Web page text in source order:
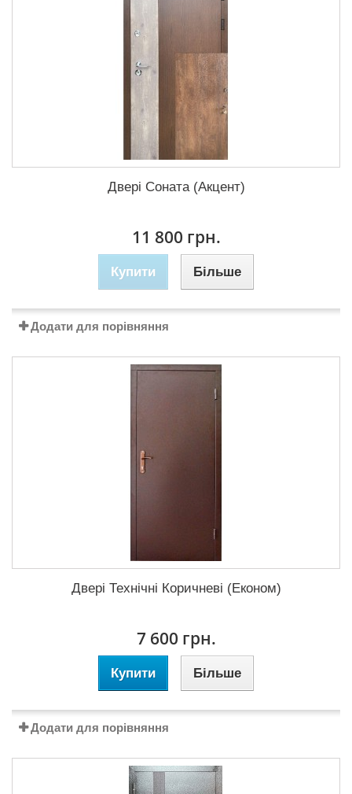
Двері Соната (Акцент)
11 800 грн.
Купити Більше
Додати для порівняння
Двері Технічні Коричневі (Економ)
7 600 грн.
Купити Більше
Додати для порівняння